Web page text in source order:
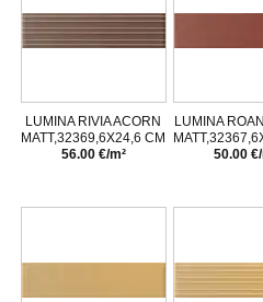
LUMINA RIVIA ACORN
MATT,32369,6X24,6 CM
56.00 €/m²
LUMINA
50.00 €/